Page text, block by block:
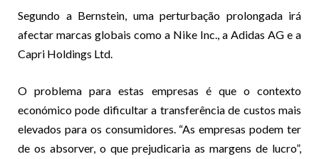
Segundo a Bernstein, uma perturbação prolongada irá
afectar marcas globais como a Nike Inc., a Adidas AG e a
Capri Holdings Ltd.
O problema para estas empresas é que o contexto
económico pode dificultar a transferência de custos mais
elevados para os consumidores. “As empresas podem ter
de os absorver, o que prejudicaria as margens de lucro”,